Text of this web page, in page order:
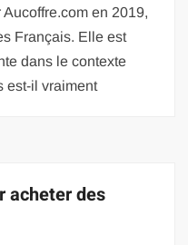
en 2019,
Français. Elle est
dans le contexte
est-il vraiment
acheter des